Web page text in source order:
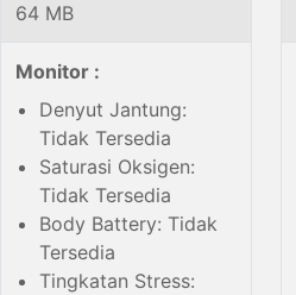
64 MB
Monitor :
Denyut Jantung:
Tidak Tersedia
Saturasi Oksigen:
Tidak Tersedia
Body Battery: Tidak
Tersedia
Tingkatan Stress: